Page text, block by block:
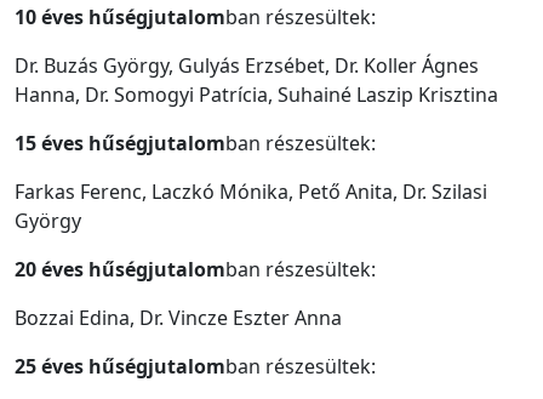
10 éves hűségjutalomban részesültek:
Dr. Buzás György, Gulyás Erzsébet, Dr. Koller Ágnes
Hanna, Dr. Somogyi Patrícia, Suhainé Laszip Krisztina
15 éves hűségjutalomban részesültek:
Farkas Ferenc, Laczkó Mónika, Pető Anita, Dr. Szilasi
György
20 éves hűségjutalomban részesültek:
Bozzai Edina, Dr. Vincze Eszter Anna
25 éves hűségjutalomban részesültek: